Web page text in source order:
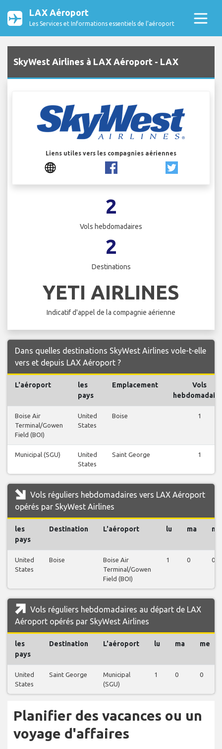
LAX Aéroport
Les Services et Informations essentiels de l’aéroport
SkyWest Airlines à LAX Aéroport - LAX
Liens utiles vers les compagnies aériennes
2
Vols hebdomadaires
2
Destinations
YETI AIRLINES
Indicatif d'appel de la compagnie aérienne
Dans quelles destinations SkyWest Airlines vole-t-elle
vers et depuis LAX Aéroport ?
L'aéroport
les
pays
Emplacement
Vols
Boise Air
Terminal/Gowen
Field (BOI)
United
States
Boise 1
Municipal (SGU)
United
States
Saint George 1
Vols réguliers hebdomadaires vers LAX Aéroport
opérés par SkyWest Airlines
les
pays
Destination L'aéroport lu ma me
United
States
Boise
Boise Air
Terminal/Gowen
Field (BOI)
1 0 0
Vols réguliers hebdomadaires au départ de LAX
Aéroport opérés par SkyWest Airlines
les
pays
Destination L'aéroport lu ma me
United
States
Saint George
Municipal
(SGU)
1 0 0
Planifier des vacances ou un
voyage d'affaires